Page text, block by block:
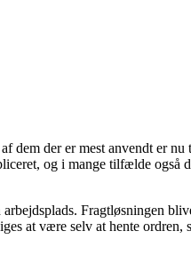
der er mest anvendt er
og i mange tilfælde også
Fragtløsningen
at være selv at hente